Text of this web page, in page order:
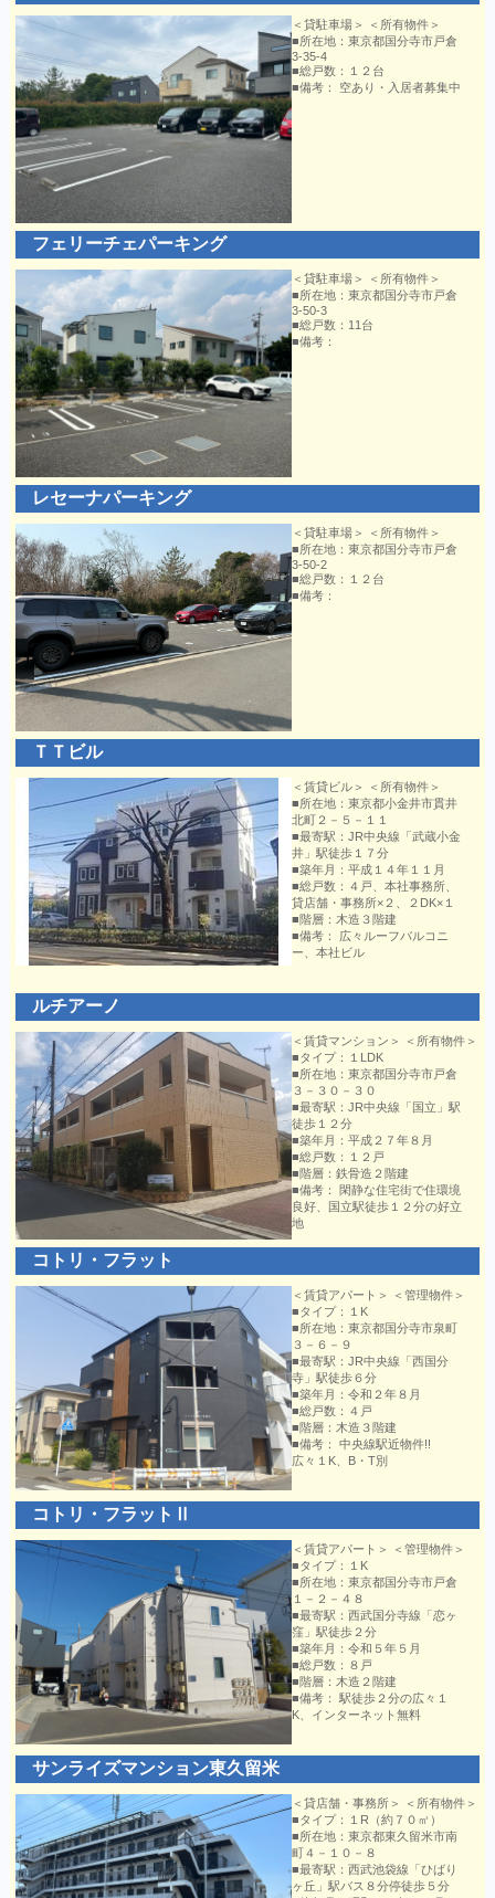
＜貸駐車場＞ ＜所有物件＞
■所在地：東京都国分寺市戸倉
3-35-4
■総戸数：１２台
■備考： 空あり・入居者募集中
フェリーチェパーキング
＜貸駐車場＞ ＜所有物件＞
■所在地：東京都国分寺市戸倉
3-50-3
■総戸数：11台
■備考：
レセーナパーキング
＜貸駐車場＞ ＜所有物件＞
■所在地：東京都国分寺市戸倉
3-50-2
■総戸数：１２台
■備考：
ＴＴビル
＜賃貸ビル＞ ＜所有物件＞
■所在地：東京都小金井市貫井
北町２－５－１１
■最寄駅：JR中央線「武蔵小金
井」駅徒歩１７分
■築年月：平成１４年１１月
■総戸数：４戸、本社事務所、
貸店舗・事務所×２、２DK×１
■階層：木造３階建
■備考： 広々ルーフバルコニ
ー、本社ビル
ルチアーノ
＜賃貸マンション＞ ＜所有物件＞
■タイプ：１LDK
■所在地：東京都国分寺市戸倉
３－３０－３０
■最寄駅：JR中央線「国立」駅
徒歩１２分
■築年月：平成２７年８月
■総戸数：１２戸
■階層：鉄骨造２階建
■備考： 閑静な住宅街で住環境
良好、国立駅徒歩１２分の好立
地
コトリ・フラット
＜賃貸アパート＞ ＜管理物件＞
■タイプ：１K
■所在地：東京都国分寺市泉町
３－６－９
■最寄駅：JR中央線「西国分
寺」駅徒歩６分
■築年月：令和２年８月
■総戸数：４戸
■階層：木造３階建
■備考： 中央線駅近物件!!
広々１K、B・T別
コトリ・フラットⅡ
＜賃貸アパート＞ ＜管理物件＞
■タイプ：１K
■所在地：東京都国分寺市戸倉
１－２－４８
■最寄駅：西武国分寺線「恋ヶ
窪」駅徒歩２分
■築年月：令和５年５月
■総戸数：８戸
■階層：木造２階建
■備考： 駅徒歩２分の広々１
K、インターネット無料
サンライズマンション東久留米
＜貸店舗・事務所＞ ＜所有物件＞
■タイプ：１R（約７０㎡）
■所在地：東京都東久留米市南
町４－１０－８
■最寄駅：西武池袋線「ひばり
ヶ丘」駅バス８分停徒歩５分